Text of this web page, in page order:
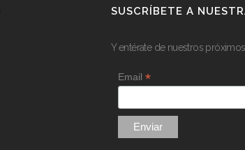
SUSCRÍBETE A
Y entérate de nuestros
Email*